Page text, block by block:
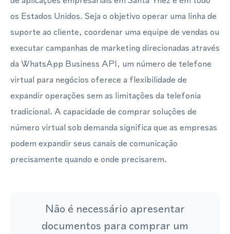
os Estados Unidos. Seja o objetivo operar uma linha de
suporte ao cliente, coordenar uma equipe de vendas ou
executar campanhas de marketing direcionadas através
da WhatsApp Business API, um número de telefone
virtual para negócios oferece a flexibilidade de
expandir operações sem as limitações da telefonia
tradicional. A capacidade de comprar soluções de
número virtual sob demanda significa que as empresas
podem expandir seus canais de comunicação
precisamente quando e onde precisarem.
Não é necessário apresentar
documentos para comprar um